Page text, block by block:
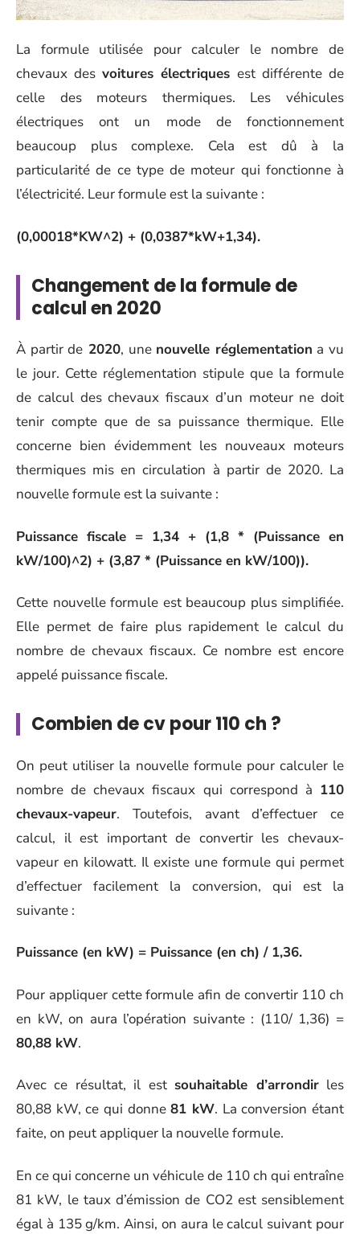
La formule utilisée pour calculer le nombre de
chevaux des voitures électriques est différente de
celle des moteurs thermiques. Les véhicules
électriques ont un mode de fonctionnement
beaucoup plus complexe. Cela est dû à la
particularité de ce type de moteur qui fonctionne à
l’électricité. Leur formule est la suivante :
(0,00018*KW^2) + (0,0387*kW+1,34).
Changement de la formule de
calcul en 2020
À partir de 2020, une nouvelle réglementation a vu
le jour. Cette réglementation stipule que la formule
de calcul des chevaux fiscaux d’un moteur ne doit
tenir compte que de sa puissance thermique. Elle
concerne bien évidemment les nouveaux moteurs
thermiques mis en circulation à partir de 2020. La
nouvelle formule est la suivante :
Puissance fiscale = 1,34 + (1,8 * (Puissance en
kW/100)^2) + (3,87 * (Puissance en kW/100)).
Cette nouvelle formule est beaucoup plus simplifiée.
Elle permet de faire plus rapidement le calcul du
nombre de chevaux fiscaux. Ce nombre est encore
appelé puissance fiscale.
Combien de cv pour 110 ch ?
On peut utiliser la nouvelle formule pour calculer le
nombre de chevaux fiscaux qui correspond à 110
chevaux-vapeur. Toutefois, avant d’effectuer ce
calcul, il est important de convertir les chevaux-
vapeur en kilowatt. Il existe une formule qui permet
d’effectuer facilement la conversion, qui est la
suivante :
Puissance (en kW) = Puissance (en ch) / 1,36.
Pour appliquer cette formule afin de convertir 110 ch
en kW, on aura l’opération suivante : (110/ 1,36) =
80,88 kW.
Avec ce résultat, il est souhaitable d’arrondirles
80,88 kW, ce qui donne81 kW. La conversion étant
faite, on peut appliquer la nouvelle formule.
En ce qui concerne un véhicule de 110 ch qui entraîne
81 kW, le taux d’émission de CO2 est sensiblement
égal à 135 g/km. Ainsi, on aura le calcul suivant pour